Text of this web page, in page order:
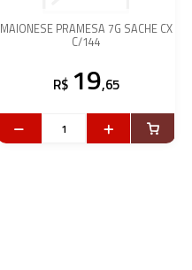
MAIONESE PRAMESA 7G SACHE CX
C/144
R$ 19,65